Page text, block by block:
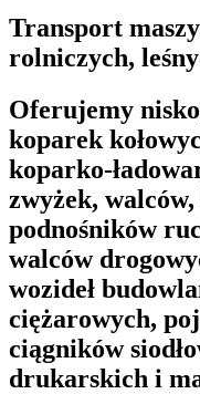
Transport
rolniczych,
Oferujemy
koparek
koparko-
zwyżek,
podnośników
walców
wozideł
ciężarowych,
ciągników
drukarskich i